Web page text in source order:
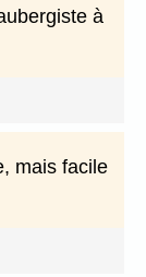
à
mais facile